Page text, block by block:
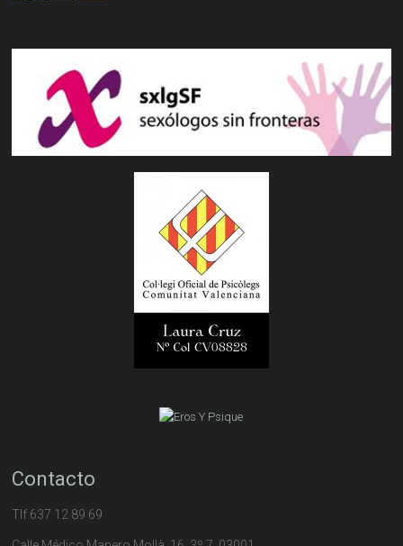
Contacto
Tlf 637 12 89 69